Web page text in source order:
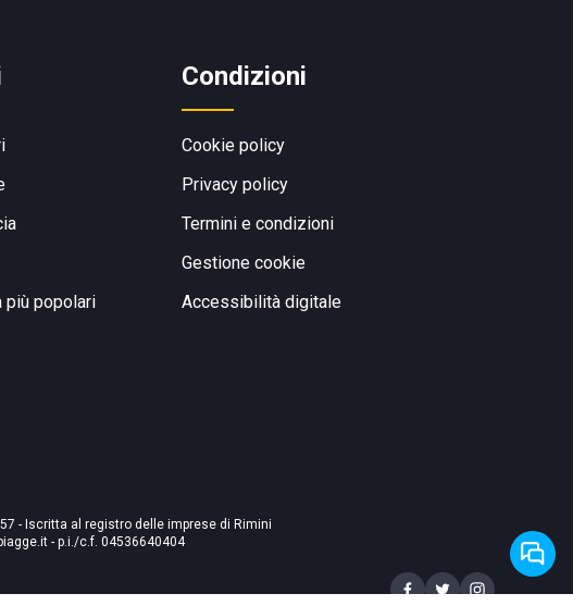
più popolari
Condizioni
Cookie policy
Privacy policy
Termini e condizioni
Gestione cookie
Accessibilità digitale
- Iscritta al registro delle imprese di Rimini
- p.i./c.f. 04536640404